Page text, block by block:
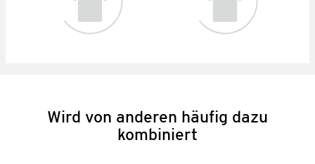
Wird von anderen häufig dazu
kombiniert